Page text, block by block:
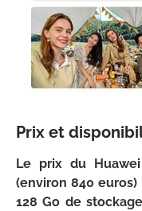
Prix et
Le prix du
(environ 840
128 Go de stockage